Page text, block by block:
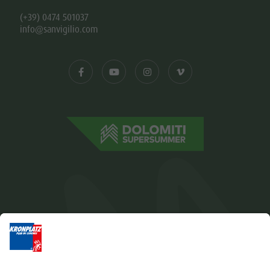
(+39) 0474 501037
info@sanvigilio.com